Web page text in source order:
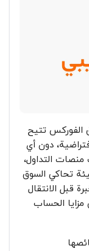
الفوركس تتيح
دون أي
التداول،
تحاكي السوق
قبل الانتقال
الحساب